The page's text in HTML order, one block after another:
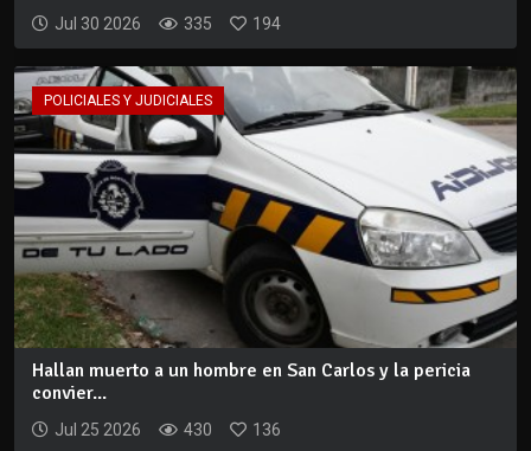
Jul 30 2026 335 194
POLICIALES Y JUDICIALES
Hallan muerto a un hombre en San Carlos y la pericia
convier...
Jul 25 2026 430 136